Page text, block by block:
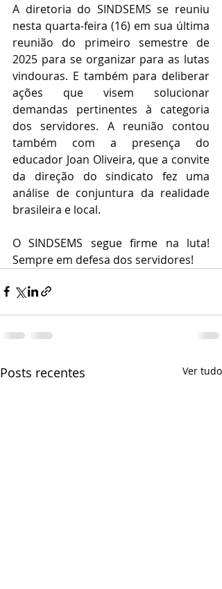
A diretoria do SINDSEMS se reuniu
nesta quarta-feira (16) em sua última
reunião do primeiro semestre de
2025 para se organizar para as lutas
vindouras. E também para deliberar
ações que visem solucionar
demandas pertinentes à categoria
dos servidores. A reunião contou
também com a presença do
educador Joan Oliveira, que a convite
da direção do sindicato fez uma
análise de conjuntura da realidade
brasileira e local.
O SINDSEMS segue firme na luta!
Sempre em defesa dos servidores!
Posts recentes Ver tudo